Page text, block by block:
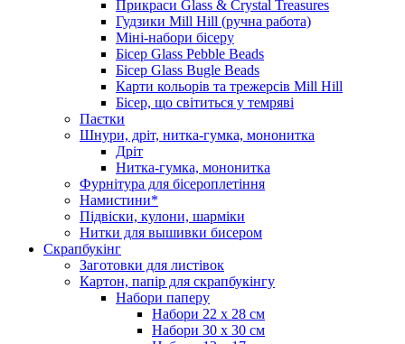
Прикраси Glass & Crystal Treasures
Гудзики Mill Hill (ручна работа)
Міні-набори бісеру
Бісер Glass Pebble Beads
Бісер Glass Bugle Beads
Карти кольорів та трежерсів Mill Hill
Бісер, що світиться у темряві
Паєтки
Шнури, дріт, нитка-гумка, мононитка
Дріт
Нитка-гумка, мононитка
Фурнітура для бісероплетіння
Намистини*
Підвіски, кулони, шарміки
Нитки для вышивки бисером
Скрапбукінг
Заготовки для листівок
Картон, папір для скрапбукінгу
Набори паперу
Набори 22 х 28 см
Набори 30 х 30 см